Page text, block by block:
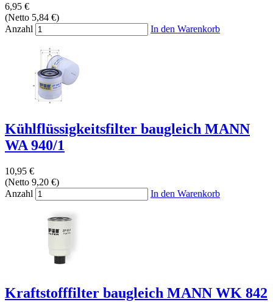
6,95 €
(Netto 5,84 €)
Anzahl
In den Warenkorb
Kühlflüssigkeitsfilter baugleich MANN
WA 940/1
10,95 €
(Netto 9,20 €)
Anzahl
In den Warenkorb
Kraftstofffilter baugleich MANN WK 842